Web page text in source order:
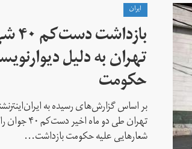
ايران
تهران به دلیل
حکومت
بر اساس گزارش‌‌های رسیده به
تهران طی دو
شعارهایی علیه حکومت بازداشت...